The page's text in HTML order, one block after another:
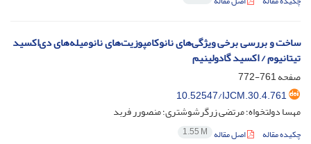
ساخت و بررسی برخی ویژگی‌های نانوکامپوزیت‌های نانومیله‌های دی‌اکسید
تیتانیوم / اکسید گادولینیم
صفحه761-772
10.52547/IJCM.30.4.761
مهسا دولتخواه؛ مرتضی زرگرشوشتری؛ منصورر فربد
چکیده مقاله اصل مقاله 1.55 M